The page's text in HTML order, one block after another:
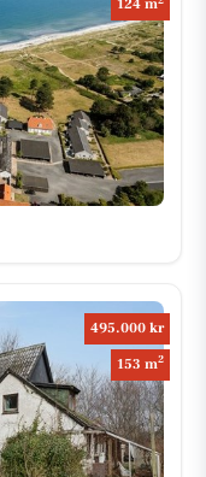
124 m
495.000 kr
153 m2